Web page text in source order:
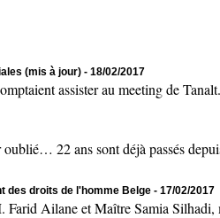
(mis à jour) - 18/02/2017
assister au meeting de
22 ans sont déjà passés
des droits de l'homme Belge - 17/02/2017
Ailane et Maître Samia Silhadi,